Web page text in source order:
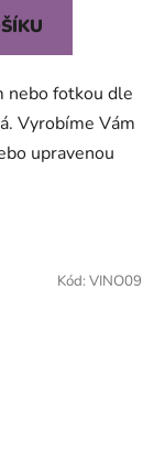
nebo fotkou dle
Vyrobíme Vám
upravenou
Kód: VINO09